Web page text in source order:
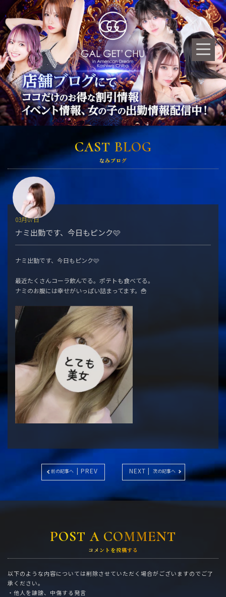
CAST BLOG
なみブログ
ナミ出勤です、今日もピンク🩷
03月07日
ナミ出勤です、今日もピンク🩷
最近たくさんコーラ飲んでる。ポテトも食べてる。
ナミのお腹には幸せがいっぱい詰まってます。🍟
前の記事へ | PREV NEXT | 次の記事へ
POST A COMMENT
コメントを投稿する
以下のような内容については削除させていただく場合がございますのでご了
承ください。
・他人を誹謗、中傷する発言